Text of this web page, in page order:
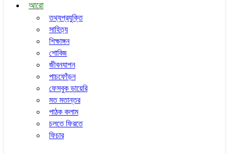
আরো
তথ্যপ্রযুক্তি
সাহিত্য
শিক্ষাঙ্গন
শোবিজ
জীবনযাপন
পাচফোঁড়ন
ফেসবুক ডায়েরি
মত মতান্তর
পাঠক কলাম
চলতে ফিরতে
ফিচার